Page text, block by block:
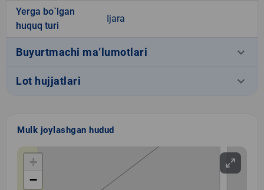
Yerga bo`lgan
huquq turi
Ijara
Buyurtmachi ma’lumotlari keyboard_arrow_down
Lot hujjatlari keyboard_arrow_down
Mulk joylashgan hudud
+
−